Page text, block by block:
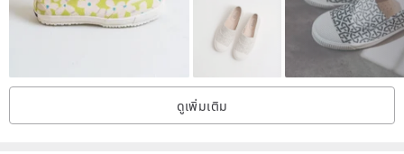
discrepancies to an acceptable range,
but we cannot guarantee 100% accuracy.
ดูเพิ่มเติม